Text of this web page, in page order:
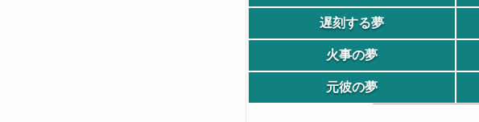
遅刻する夢
火事の夢
元彼の夢